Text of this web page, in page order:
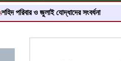
ও জুলাই যোদ্ধাদের সংবর্ধনা